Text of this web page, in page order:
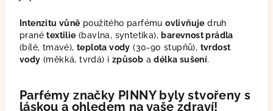
Intenzitu vůně použitého parfémuovlivňuje druh
pranétextilie (bavlna, syntetika), barevnost prádla
(bílé, tmavé),teplota vody (30-90 stupňů), tvrdost
vody (měkká, tvrdá) i způsob adélka sušení.
Parfémy značky PINNY byly stvořeny s
láskou a ohledem na vaše zdraví!